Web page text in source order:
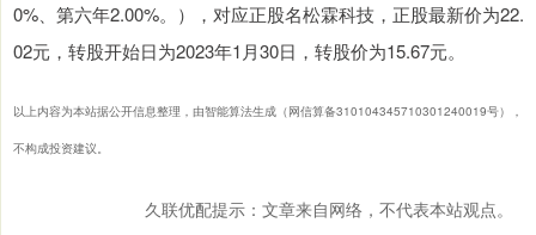
0%、第六年2.00%。），对应正股名松霖科技，正股最新价为22.
02元，转股开始日为2023年1月30日，转股价为15.67元。
以上内容为本站据公开信息整理，由智能算法生成（网信算备310104345710301240019号），
不构成投资建议。
久联优配提示：文章来自网络，不代表本站观点。